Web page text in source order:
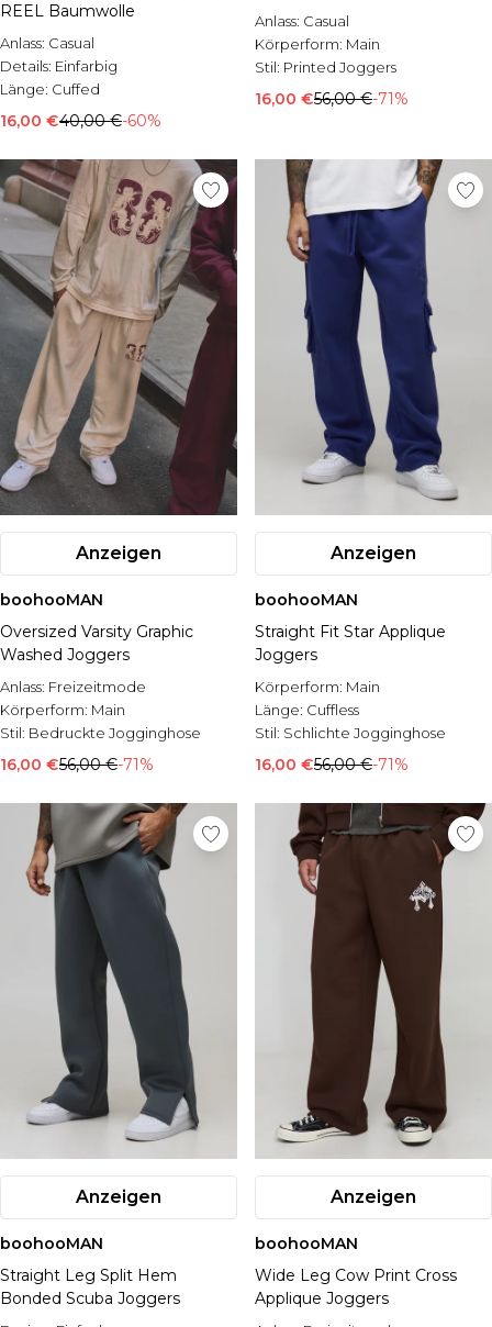
REEL Baumwolle
Anlass: Casual
Details: Einfarbig
Länge: Cuffed
16,00 €40,00 €-60%
Anlass: Casual
Körperform: Main
Stil: Printed Joggers
16,00 €56,00 €-71%
Anzeigen
boohooMAN
Oversized Varsity Graphic
Washed Joggers
Anlass: Freizeitmode
Körperform: Main
Stil: Bedruckte Jogginghose
16,00 €56,00 €-71%
Anzeigen
boohooMAN
Straight Fit Star Applique
Joggers
Körperform: Main
Länge: Cuffless
Stil: Schlichte Jogginghose
16,00 €56,00 €-71%
Anzeigen
boohooMAN
Straight Leg Split Hem
Bonded Scuba Joggers
Anzeigen
boohooMAN
Wide Leg Cow Print Cross
Applique Joggers